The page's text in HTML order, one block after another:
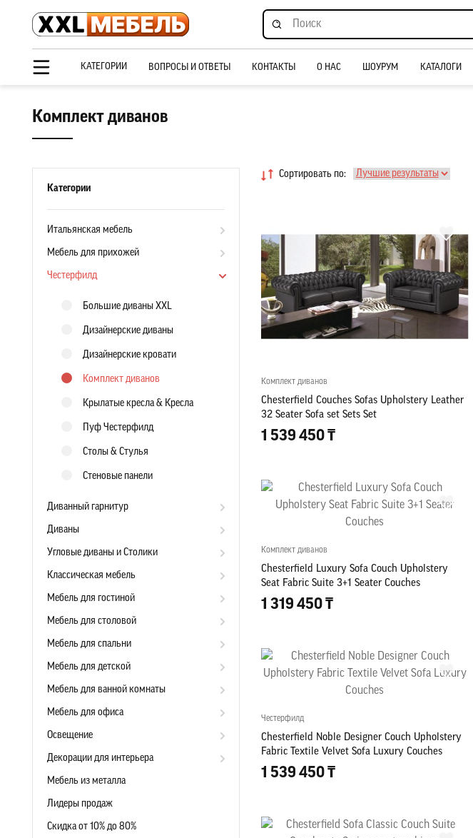
КАТЕГОРИИ ВОПРОСЫ И ОТВЕТЫ КОНТАКТЫ О НАС ШОУРУМ КАТАЛОГИ
Комплект диванов
Категории
Итальянская мебель
Мебель для прихожей
Честерфилд
Большие диваны XXL
Дизайнерские диваны
Дизайнерские кровати
Комплект диванов
Крылатые кресла & Кресла
Пуф Честерфилд
Столы & Стулья
Стеновые панели
Диванный гарнитур
Диваны
Угловые диваны и Столики
Классическая мебель
Мебель для гостиной
Мебель для столовой
Мебель для спальни
Мебель для детской
Мебель для ванной комнаты
Мебель для офиса
Освещение
Декорации для интерьера
Мебель из металла
Лидеры продаж
Скидка от 10% до 80%
Сортировать по:
Комплект диванов
Chesterfield Couches Sofas Upholstery Leather
32 Seater Sofa set Sets Set
1 539 450 ₸
Комплект диванов
Chesterfield Luxury Sofa Couch Upholstery
Seat Fabric Suite 3+1 Seater Couches
1 319 450 ₸
Честерфилд
Chesterfield Noble Designer Couch Upholstery
Fabric Textile Velvet Sofa Luxury Couches
1 539 450 ₸